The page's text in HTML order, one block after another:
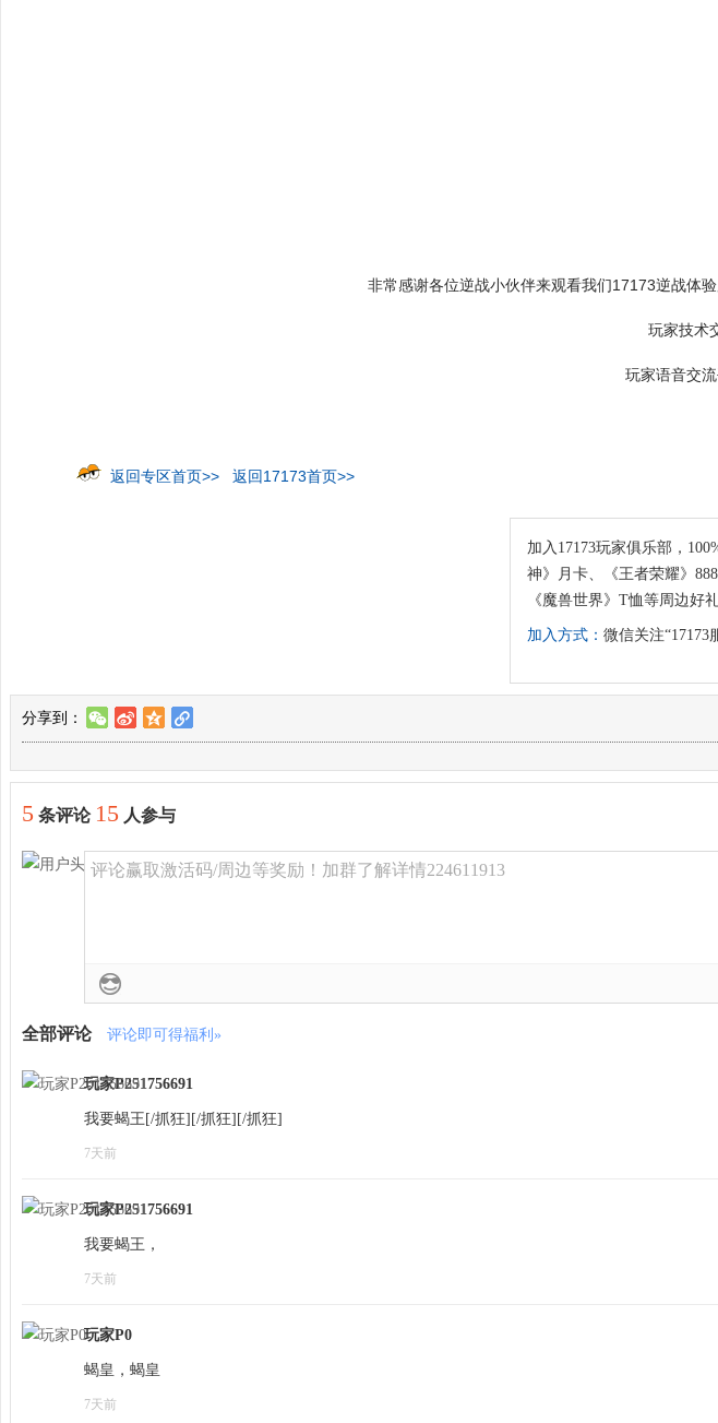
非常感谢各位逆战小伙伴来观看我们17173逆战体
玩家技术
玩家语音交
返回专区首页>> 返回17173首页>>
加入17173玩家俱乐部，
神》月卡、《王者荣耀》888
《魔兽世界》T恤等周边好礼
加入方式： 微信关注“17173
分享到： w t z l
5 条评论 15 人参与
评论赢取激活码/周边等奖励！加群了解详情224611913
全部评论 评论即可得福利»
玩家P251756691
我要蝎王[/抓狂][/抓狂][/抓狂]
7天前
玩家P251756691
我要蝎王，
7天前
玩家P0
蝎皇，蝎皇
7天前